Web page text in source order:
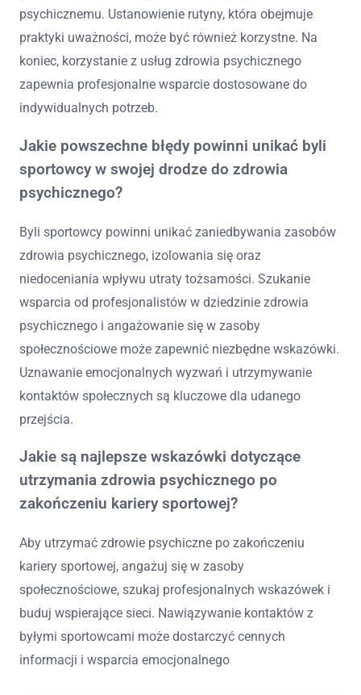
psychicznemu. Ustanowienie rutyny, która obejmuje
praktyki uważności, może być również korzystne. Na
koniec, korzystanie z usług zdrowia psychicznego
zapewnia profesjonalne wsparcie dostosowane do
indywidualnych potrzeb.
Jakie powszechne błędy powinni unikać byli
sportowcy w swojej drodze do zdrowia
psychicznego?
Byli sportowcy powinni unikać zaniedbywania zasobów
zdrowia psychicznego, izolowania się oraz
niedoceniania wpływu utraty tożsamości. Szukanie
wsparcia od profesjonalistów w dziedzinie zdrowia
psychicznego i angażowanie się w zasoby
społecznościowe może zapewnić niezbędne wskazówki.
Uznawanie emocjonalnych wyzwań i utrzymywanie
kontaktów społecznych są kluczowe dla udanego
przejścia.
Jakie są najlepsze wskazówki dotyczące
utrzymania zdrowia psychicznego po
zakończeniu kariery sportowej?
Aby utrzymać zdrowie psychiczne po zakończeniu
kariery sportowej, angażuj się w zasoby
społecznościowe, szukaj profesjonalnych wskazówek i
buduj wspierające sieci. Nawiązywanie kontaktów z
byłymi sportowcami może dostarczyć cennych
informacji i wsparcia emocjonalnego